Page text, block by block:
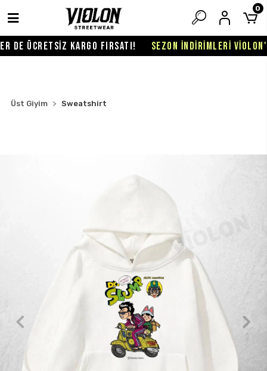
ÜCRETSİZ KARGO FIRSATI! SEZON İNDİRİMLERİ
0
Üst Giyim Sweatshirt